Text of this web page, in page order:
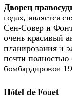
Дворец
годах, является
Сен-Совер и
очень красивый
планирования и
почти полностью
бомбардировок
Hôtel de Fouet